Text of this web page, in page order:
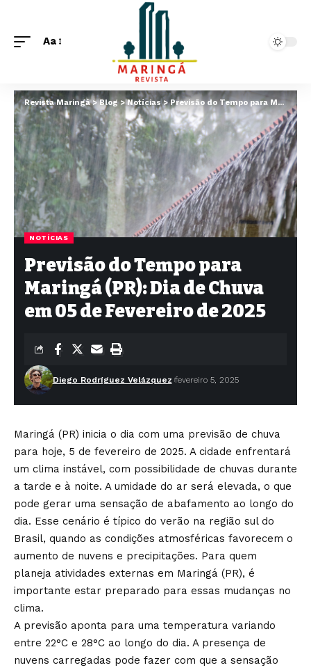
Aa
Revista Maringá>Blog>Notícias>Previsão do Tempo para Maringá (PR): Dia de Chuva em 05 de Fevereiro de 2025
NOTÍCIAS
Previsão do Tempo para
Maringá (PR): Dia de Chuva
em 05 de Fevereiro de 2025
Diego Rodríguez Velázquez fevereiro 5, 2025
Maringá (PR) inicia o dia com uma previsão de chuva
para hoje, 5 de fevereiro de 2025. A cidade enfrentará
um clima instável, com possibilidade de chuvas durante
a tarde e à noite. A umidade do ar será elevada, o que
pode gerar uma sensação de abafamento ao longo do
dia. Esse cenário é típico do verão na região sul do
Brasil, quando as condições atmosféricas favorecem o
aumento de nuvens e precipitações. Para quem
planeja atividades externas em Maringá (PR), é
importante estar preparado para essas mudanças no
clima.
A previsão aponta para uma temperatura variando
entre 22°C e 28°C ao longo do dia. A presença de
nuvens carregadas pode fazer com que a sensação